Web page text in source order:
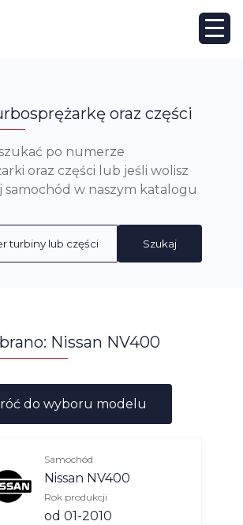
oraz części
po numerze
oraz części lub jeśli wolisz
samochód w naszym katalogu
Szukaj
Nissan NV400
do wyboru modelu
Samochód
Nissan NV400
Rok produkcji
od 01-2010